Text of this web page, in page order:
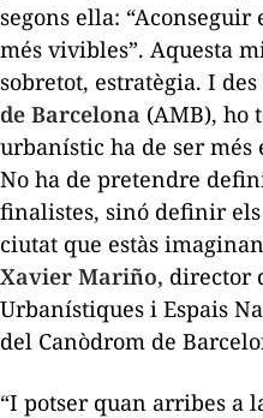
segons ella:
més vivibles”. Aquesta
sobretot, estratègia. I des
de Barcelona (AMB), ho
urbanístic ha de ser
No ha de pretendre
finalistes, sinó definir
ciutat que estàs
Xavier Mariño, director
Urbanístiques i Espais
del Canòdrom de
“I potser quan arribes a